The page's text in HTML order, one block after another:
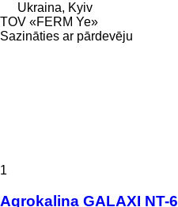
Ukraina, Kyiv
TOV «FERM Ye»
Sazināties ar pārdevēju
1
Agrokalina GALAXI NT-6